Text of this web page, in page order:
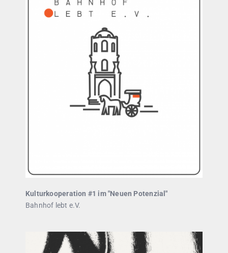
Kulturkooperation #1 im "Neuen Potenzial"
Bahnhof lebt e.V.